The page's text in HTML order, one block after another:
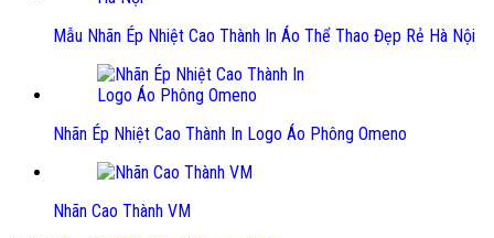
Mẫu Nhãn Ép Nhiệt Cao Thành In Áo Thể Thao Đẹp Rẻ Hà Nội
Nhãn Ép Nhiệt Cao Thành In Logo Áo Phông Omeno
Nhãn Cao Thành VM